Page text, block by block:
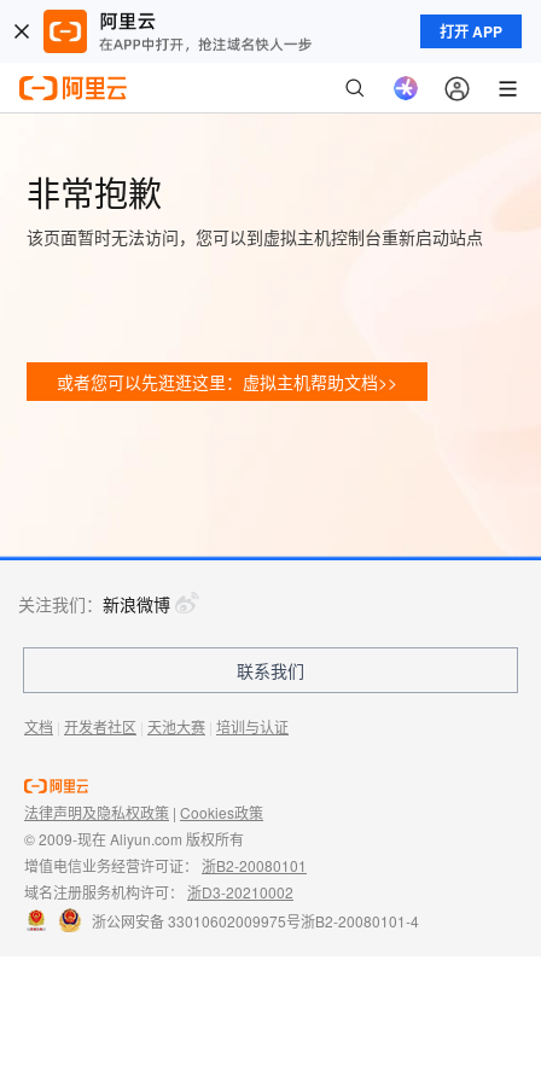
打开 APP
非常抱歉
该页面暂时无法访问，您可以到虚拟主机控制台重新启动站点
或者您可以先逛逛这里：虚拟主机帮助文档>>